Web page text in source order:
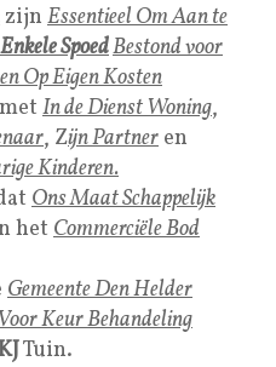
zijn Essentieel Om Aan te
SpoedBestond voor
Op Eigen Kosten
In de Dienst Woning,
, Zijn Partner en
Kinderen.
Ons Maat Schappelijk
hetCommerciële Bod
Gemeente Den Helder
Keur Behandeling
Tuin.